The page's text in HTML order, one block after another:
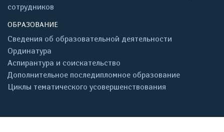
сотрудников
ОБРАЗОВАНИЕ
Сведения об образовательной деятельности
Ординатура
Аспирантура и соискательство
Дополнительное последипломное образование
Циклы тематического усовершенствования